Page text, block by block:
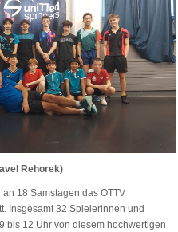
Rehorek)
18 Samstagen das OTTV
Insgesamt 32 Spielerinnen und
bis 12 Uhr von diesem hochwertigen